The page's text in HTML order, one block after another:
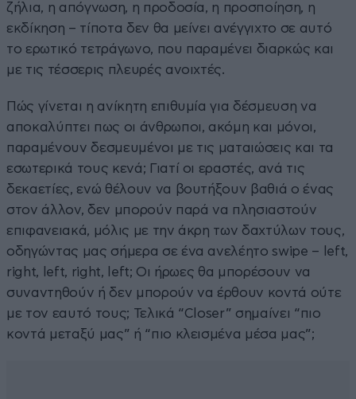
ζήλια, η απόγνωση, η προδοσία, η προσποίηση, η
εκδίκηση – τίποτα δεν θα μείνει ανέγγιχτο σε αυτό
το ερωτικό τετράγωνο, που παραμένει διαρκώς και
με τις τέσσερις πλευρές ανοιχτές.
Πώς γίνεται η ανίκητη επιθυμία για δέσμευση να
αποκαλύπτει πως οι άνθρωποι, ακόμη και μόνοι,
παραμένουν δεσμευμένοι με τις ματαιώσεις και τα
εσωτερικά τους κενά; Γιατί οι εραστές, ανά τις
δεκαετίες, ενώ θέλουν να βουτήξουν βαθιά ο ένας
στον άλλον, δεν μπορούν παρά να πλησιαστούν
επιφανειακά, μόλις με την άκρη των δαχτύλων τους,
οδηγώντας μας σήμερα σε ένα ανελέητο swipe – left,
right, left, right, left; Οι ήρωες θα μπορέσουν να
συναντηθούν ή δεν μπορούν να έρθουν κοντά ούτε
με τον εαυτό τους; Τελικά “Closer” σημαίνει “πιο
κοντά μεταξύ μας” ή “πιο κλεισμένα μέσα μας”;